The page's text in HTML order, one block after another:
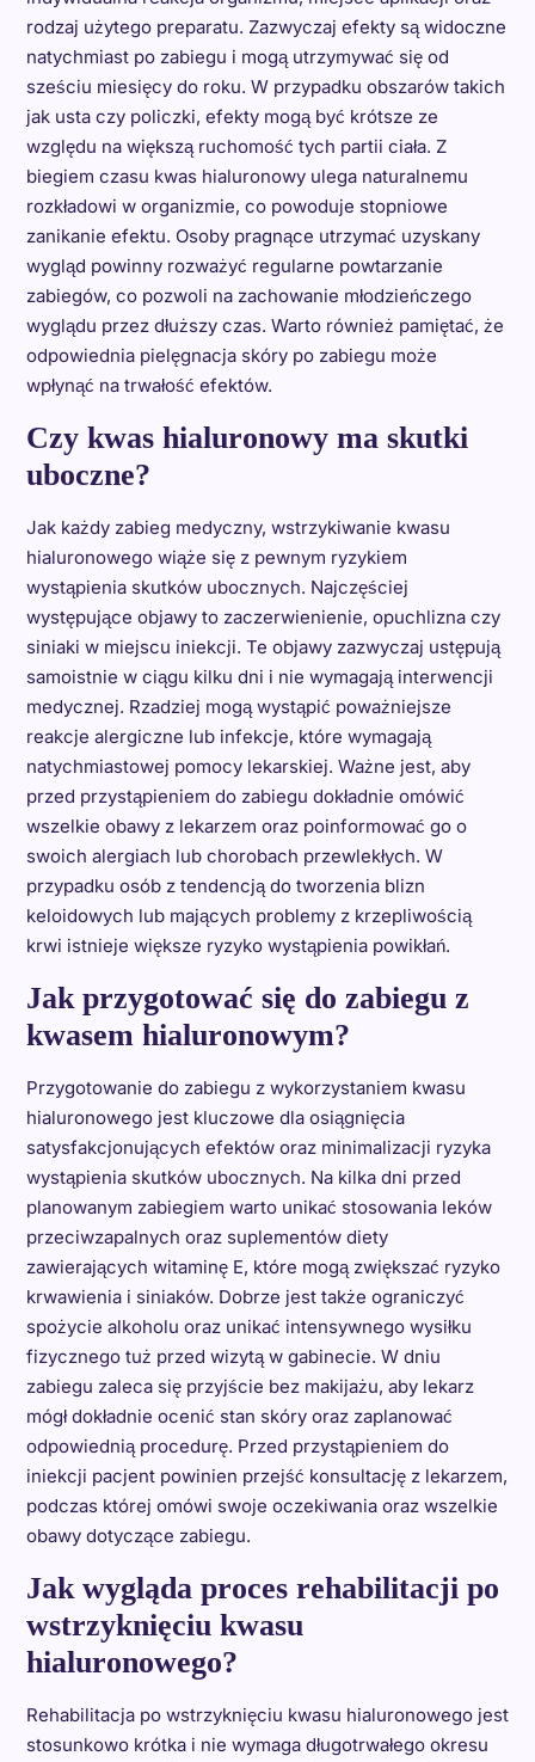
rodzaj użytego preparatu. Zazwyczaj efekty są widoczne
natychmiast po zabiegu i mogą utrzymywać się od
sześciu miesięcy do roku. W przypadku obszarów takich
jak usta czy policzki, efekty mogą być krótsze ze
względu na większą ruchomość tych partii ciała. Z
biegiem czasu kwas hialuronowy ulega naturalnemu
rozkładowi w organizmie, co powoduje stopniowe
zanikanie efektu. Osoby pragnące utrzymać uzyskany
wygląd powinny rozważyć regularne powtarzanie
zabiegów, co pozwoli na zachowanie młodzieńczego
wyglądu przez dłuższy czas. Warto również pamiętać, że
odpowiednia pielęgnacja skóry po zabiegu może
wpłynąć na trwałość efektów.
Czy kwas hialuronowy ma skutki
uboczne?
Jak każdy zabieg medyczny, wstrzykiwanie kwasu
hialuronowego wiąże się z pewnym ryzykiem
wystąpienia skutków ubocznych. Najczęściej
występujące objawy to zaczerwienienie, opuchlizna czy
siniaki w miejscu iniekcji. Te objawy zazwyczaj ustępują
samoistnie w ciągu kilku dni i nie wymagają interwencji
medycznej. Rzadziej mogą wystąpić poważniejsze
reakcje alergiczne lub infekcje, które wymagają
natychmiastowej pomocy lekarskiej. Ważne jest, aby
przed przystąpieniem do zabiegu dokładnie omówić
wszelkie obawy z lekarzem oraz poinformować go o
swoich alergiach lub chorobach przewlekłych. W
przypadku osób z tendencją do tworzenia blizn
keloidowych lub mających problemy z krzepliwością
krwi istnieje większe ryzyko wystąpienia powikłań.
Jak przygotować się do zabiegu z
kwasem hialuronowym?
Przygotowanie do zabiegu z wykorzystaniem kwasu
hialuronowego jest kluczowe dla osiągnięcia
satysfakcjonujących efektów oraz minimalizacji ryzyka
wystąpienia skutków ubocznych. Na kilka dni przed
planowanym zabiegiem warto unikać stosowania leków
przeciwzapalnych oraz suplementów diety
zawierających witaminę E, które mogą zwiększać ryzyko
krwawienia i siniaków. Dobrze jest także ograniczyć
spożycie alkoholu oraz unikać intensywnego wysiłku
fizycznego tuż przed wizytą w gabinecie. W dniu
zabiegu zaleca się przyjście bez makijażu, aby lekarz
mógł dokładnie ocenić stan skóry oraz zaplanować
odpowiednią procedurę. Przed przystąpieniem do
iniekcji pacjent powinien przejść konsultację z lekarzem,
podczas której omówi swoje oczekiwania oraz wszelkie
obawy dotyczące zabiegu.
Jak wygląda proces rehabilitacji po
wstrzyknięciu kwasu
hialuronowego?
Rehabilitacja po wstrzyknięciu kwasu hialuronowego jest
stosunkowo krótka i nie wymaga długotrwałego okresu